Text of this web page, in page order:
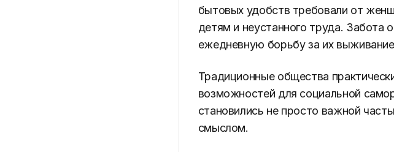
бытовых удобств требовали от
детям и неустанного труда. Забота
ежедневную борьбу за их
Традиционные общества
возможностей для социальной
становились не просто важной
смыслом.